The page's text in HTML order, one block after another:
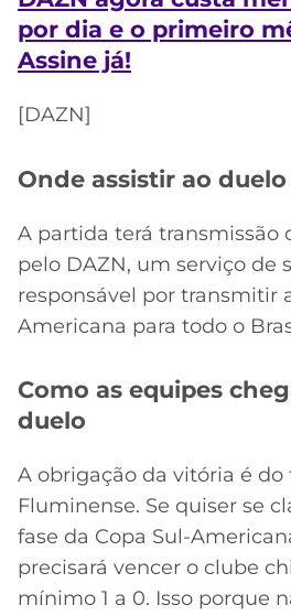
por dia e o primeiro
Assine já!
[DAZN]
Onde assistir ao duelo
A partida terá transmissão
pelo DAZN, um serviço de
responsável por transmitir
Americana para todo o
Como as equipes
duelo
A obrigação da vitória é
Fluminense. Se quiser se
fase da Copa Sul-
precisará vencer o clube
mínimo 1 a 0. Isso porque